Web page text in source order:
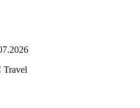
Travel